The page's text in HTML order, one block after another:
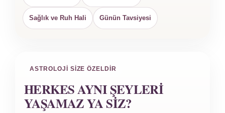
Sağlık ve Ruh Hali Günün Tavsiyesi
ASTROLOJI SIZE ÖZELDIR
HERKES AYNI ŞEYLERI
YAŞAMAZ YA SIZ?